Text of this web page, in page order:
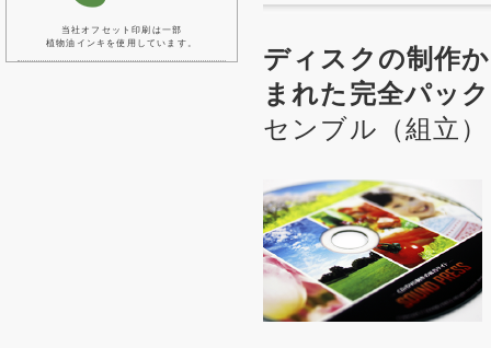
当社オフセット印刷は一部
植物油インキを使用しています。
ディスクの制作
まれた完全パック
センブル（組立